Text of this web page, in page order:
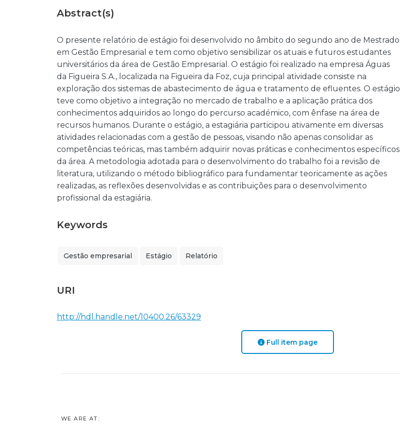
Abstract(s)
O presente relatório de estágio foi desenvolvido no âmbito do segundo ano de Mestrado
em Gestão Empresarial e tem como objetivo sensibilizar os atuais e futuros estudantes
universitários da área de Gestão Empresarial. O estágio foi realizado na empresa Águas
da Figueira S.A., localizada na Figueira da Foz, cuja principal atividade consiste na
exploração dos sistemas de abastecimento de água e tratamento de efluentes. O estágio
teve como objetivo a integração no mercado de trabalho e a aplicação prática dos
conhecimentos adquiridos ao longo do percurso académico, com ênfase na área de
recursos humanos. Durante o estágio, a estagiária participou ativamente em diversas
atividades relacionadas com a gestão de pessoas, visando não apenas consolidar as
competências teóricas, mas também adquirir novas práticas e conhecimentos específicos
da área. A metodologia adotada para o desenvolvimento do trabalho foi a revisão de
literatura, utilizando o método bibliográfico para fundamentar teoricamente as ações
realizadas, as reflexões desenvolvidas e as contribuições para o desenvolvimento
profissional da estagiária.
Keywords
Gestão empresarial Estágio Relatório
URI
http://hdl.handle.net/10400.26/63329
Full item page
WE ARE AT: